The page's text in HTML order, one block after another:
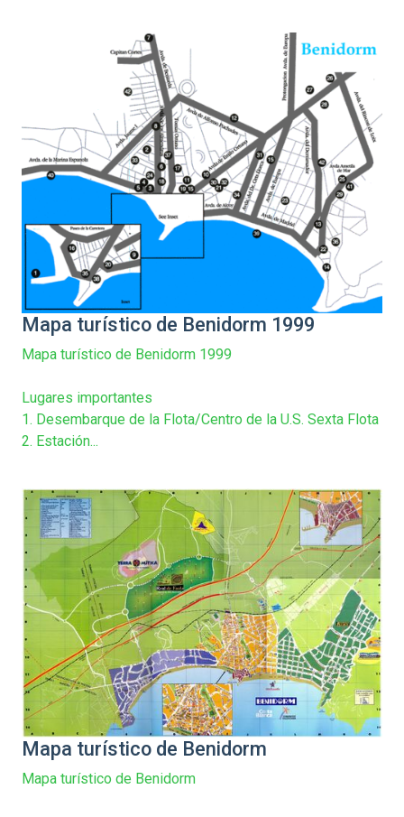
Mapa turístico de Benidorm 1999
Mapa turístico de Benidorm 1999
Lugares importantes
1. Desembarque de la Flota/Centro de la U.S. Sexta Flota
2. Estación...
Mapa turístico de Benidorm
Mapa turístico de Benidorm